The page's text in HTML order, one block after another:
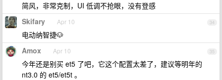
简风，非常克制，UI 低调不抢眼，没有登感
34
Skifary Apr 10
电动纳智捷🐶
35
Amox Apr 10
今年还是别买 et5 了吧，它这个配置太差了，建议等明年的
nt3.0 的 et5/et5t 。